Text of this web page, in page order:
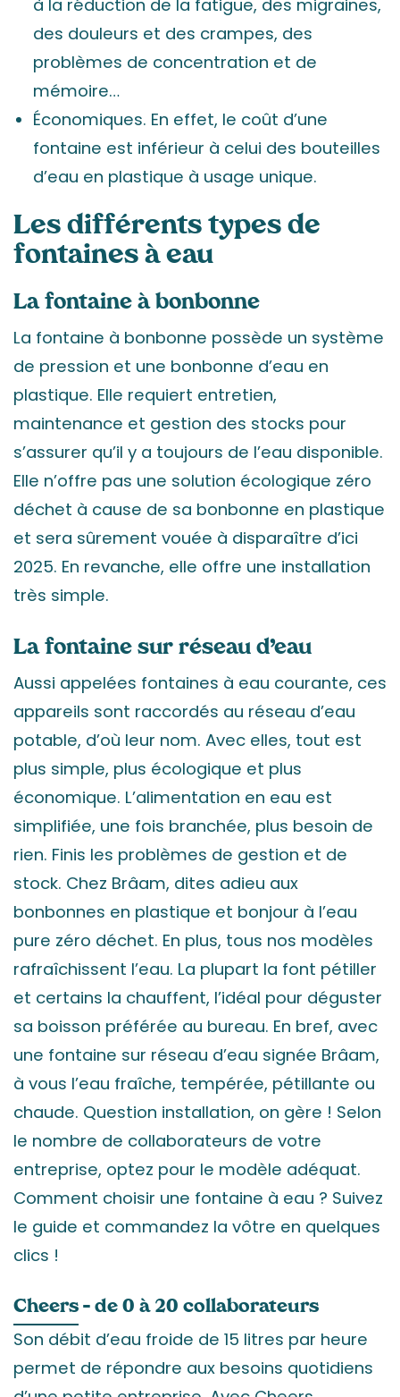
à la réduction de la fatigue, des migraines,
des douleurs et des crampes, des
problèmes de concentration et de
mémoire…
Économiques. En effet, le coût d’une
fontaine est inférieur à celui des bouteilles
d’eau en plastique à usage unique.
Les différents types de
fontaines à eau
La fontaine à bonbonne
La fontaine à bonbonne possède un système
de pression et une bonbonne d’eau en
plastique. Elle requiert entretien,
maintenance et gestion des stocks pour
s’assurer qu’il y a toujours de l’eau disponible.
Elle n’offre pas une solution écologique zéro
déchet à cause de sa bonbonne en plastique
et sera sûrement vouée à disparaître d’ici
2025. En revanche, elle offre une installation
très simple.
La fontaine sur réseau d’eau
Aussi appelées fontaines à eau courante, ces
appareils sont raccordés au réseau d’eau
potable, d’où leur nom. Avec elles, tout est
plus simple, plus écologique et plus
économique. L’alimentation en eau est
simplifiée, une fois branchée, plus besoin de
rien. Finis les problèmes de gestion et de
stock. Chez Brâam, dites adieu aux
bonbonnes en plastique et bonjour à l’eau
pure zéro déchet. En plus, tous nos modèles
rafraîchissent l’eau. La plupart la font pétiller
et certains la chauffent, l’idéal pour déguster
sa boisson préférée au bureau. En bref, avec
une fontaine sur réseau d’eau signée Brâam,
à vous l’eau fraîche, tempérée, pétillante ou
chaude. Question installation, on gère ! Selon
le nombre de collaborateurs de votre
entreprise, optez pour le modèle adéquat.
Comment choisir une fontaine à eau ? Suivez
le guide et commandez la vôtre en quelques
clics !
Cheers– de 0 à 20 collaborateurs
Son débit d’eau froide de 15 litres par heure
permet de répondre aux besoins quotidiens